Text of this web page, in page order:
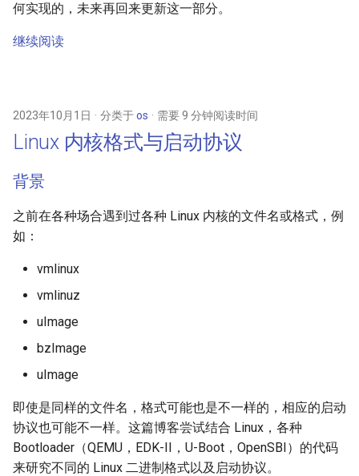
何实现的，未来再回来更新这一部分。
继续阅读
2023年10月1日 分类于os 需要 9 分钟阅读时间
Linux 内核格式与启动协议
背景
之前在各种场合遇到过各种 Linux 内核的文件名或格式，例
如：
vmlinux
vmlinuz
uImage
bzImage
uImage
即使是同样的文件名，格式可能也是不一样的，相应的启动
协议也可能不一样。这篇博客尝试结合 Linux，各种
Bootloader（QEMU，EDK-II，U-Boot，OpenSBI）的代码
来研究不同的 Linux 二进制格式以及启动协议。